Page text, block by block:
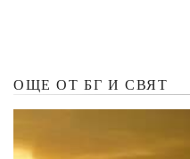
ОЩЕ ОТ БГ И СВЯТ